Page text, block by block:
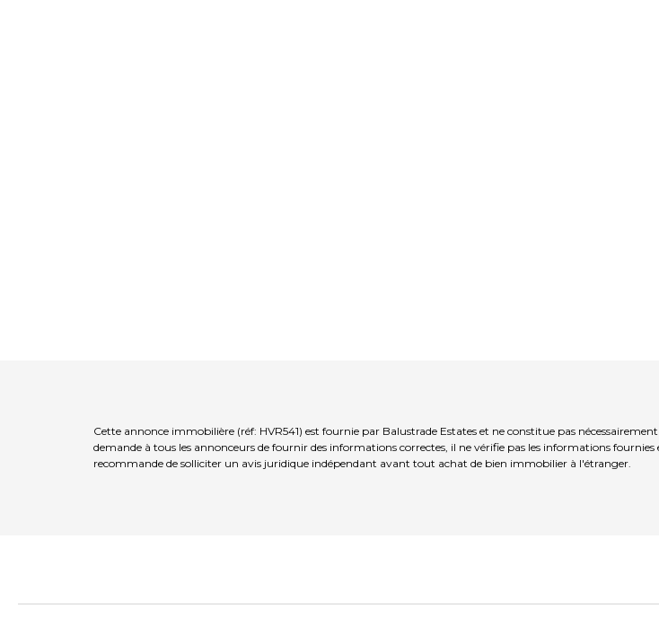
Cette annonce immobilière (réf: HVR541) est fournie par Balustrade Estates et ne constitue pas
demande à tous les annonceurs de fournir des informations correctes, il ne vérifie pas les informations
recommande de solliciter un avis juridique indépendant avant tout achat de bien immobilier à l'étranger.